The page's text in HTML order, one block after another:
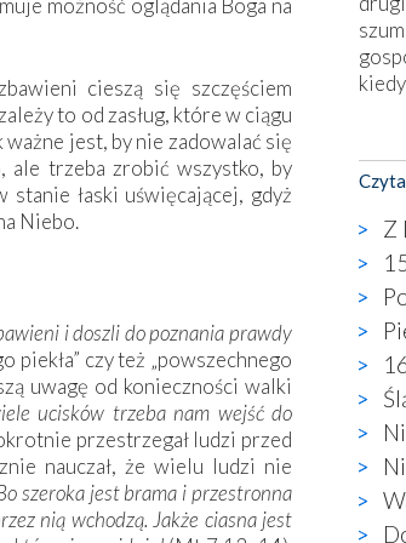
możność oglądania Boga na
cieszą się szczęściem
to od zasług, które w ciągu
jest, by nie zadowalać się
ale trzeba zrobić wszystko, by
łaski uświęcającej, gdyż
Niebo.
i doszli do poznania prawdy
piekła” czy też „powszechnego
uwagę od konieczności walki
ucisków trzeba nam wejść do
przestrzegał ludzi przed
nauczał, że wielu ludzi nie
szeroka jest brama i przestronna
nią wchodzą. Jakże ciasna jest
co
Z